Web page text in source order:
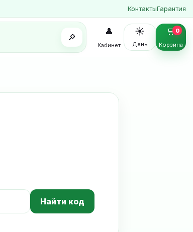
КонтактыГарантия
🔎
👤
Кабинет
☀️
День
🛒
Корзина
0
Найти код